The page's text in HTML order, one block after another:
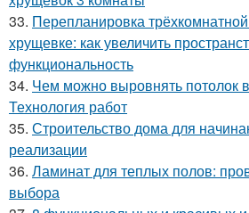
33. Перепланировка
хрущевке: как увеличить
функциональность
34. Чем можно выровнять потолок
Технология работ
35. Строительство дома для
реализации
36. Ламинат для теплых полов:
выбора